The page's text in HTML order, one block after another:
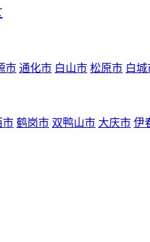
市 通化市 白山市 松原市 白城
市 鹤岗市 双鸭山市 大庆市 伊